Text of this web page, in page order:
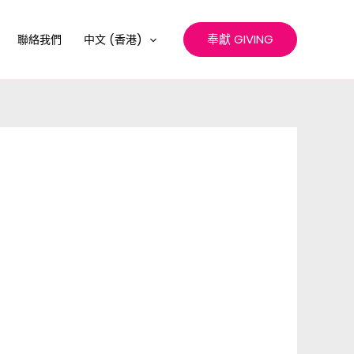
聯絡我們 中文 (香港) 奉獻 GIVING